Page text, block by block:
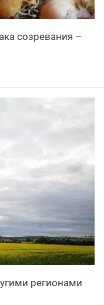
созревания –
регионами